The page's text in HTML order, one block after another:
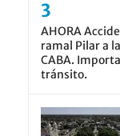
AHORA
ramal Pilar a
CABA.
tránsito.